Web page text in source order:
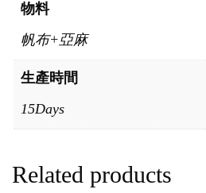
物料
帆布+亞麻
生產時間
15Days
Related products